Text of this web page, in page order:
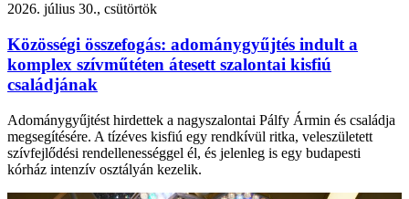
2026. július 30., csütörtök
Közösségi összefogás: adománygyűjtés indult a
komplex szívműtéten átesett szalontai kisfiú
családjának
Adománygyűjtést hirdettek a nagyszalontai Pálfy Ármin és családja
megsegítésére. A tízéves kisfiú egy rendkívül ritka, veleszületett
szívfejlődési rendellenességgel él, és jelenleg is egy budapesti
kórház intenzív osztályán kezelik.